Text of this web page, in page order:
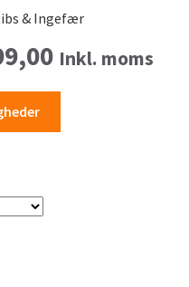
& Ingefær
kr. 89,00
til
Inkl. moms